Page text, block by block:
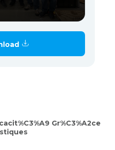
Gr%C3%A2ce